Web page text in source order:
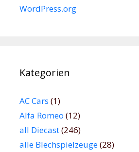
WordPress.org
Kategorien
AC Cars (1)
Alfa Romeo (12)
all Diecast(246)
alle Blechspielzeuge(28)